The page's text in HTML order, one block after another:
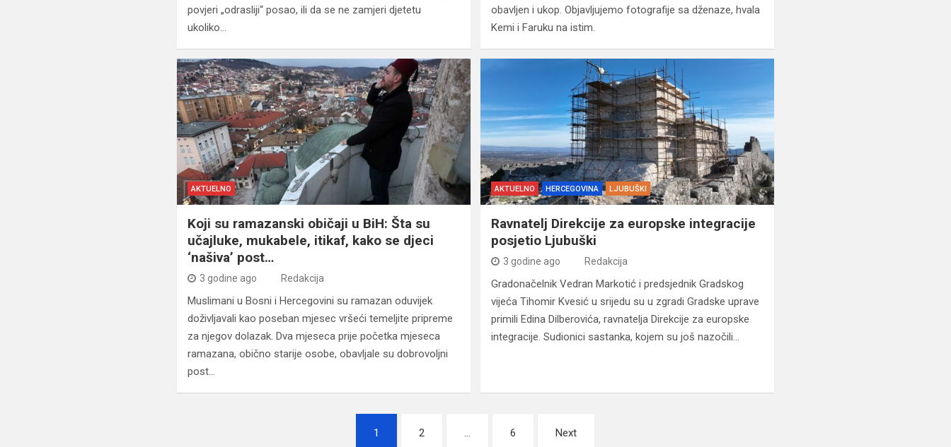
povjeri „odrasliji“ posao, ili da se ne zamjeri djetetu
ukoliko…
obavljen i ukop. Objavljujemo fotografije sa dženaze, hvala
Kemi i Faruku na istim.
AKTUELNO
Koji su ramazanski običaji u BiH: Šta su
učajluke, mukabele, itikaf, kako se djeci
‘našiva’ post…
3 godine ago Redakcija
Muslimani u Bosni i Hercegovini su ramazan oduvijek
doživljavali kao poseban mjesec vršeći temeljite pripreme
za njegov dolazak. Dva mjeseca prije početka mjeseca
ramazana, obično starije osobe, obavljale su dobrovoljni
post…
AKTUELNO HERCEGOVINA LJUBUŠKI
Ravnatelj Direkcije za europske integracije
posjetio Ljubuški
3 godine ago Redakcija
Gradonačelnik Vedran Markotić i predsjednik Gradskog
vijeća Tihomir Kvesić u srijedu su u zgradi Gradske uprave
primili Edina Dilberovića, ravnatelja Direkcije za europske
integracije. Sudionici sastanka, kojem su još nazočili…
1 2 … 6 Next